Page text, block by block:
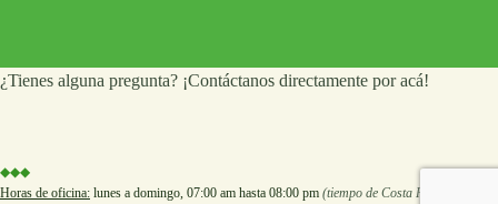
¿Tienes alguna pregunta? ¡Contáctanos directamente por acá!
◆◆◆
Horas de oficina: lunes a domingo, 07:00 am hasta 08:00 pm (tiempo de Costa Rica).